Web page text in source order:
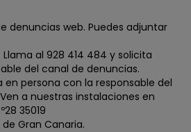
web. Puedes adjuntar
al 928 414 484 y solicita
del canal de denuncias.
con la responsable del
a nuestras instalaciones en
35019
Canaria.